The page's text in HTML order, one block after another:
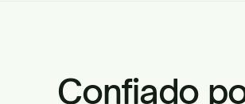
Confiado